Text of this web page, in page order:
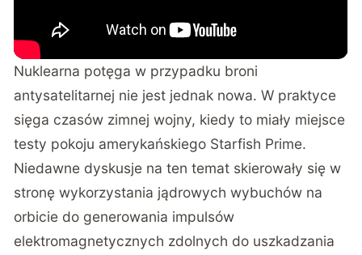
Nuklearna potęga w przypadku broni
antysatelitarnej nie jest jednak nowa. W praktyce
sięga czasów zimnej wojny, kiedy to miały miejsce
testy pokoju amerykańskiego Starfish Prime.
Niedawne dyskusje na ten temat skierowały się w
stronę wykorzystania jądrowych wybuchów na
orbicie do generowania impulsów
elektromagnetycznych zdolnych do uszkadzania